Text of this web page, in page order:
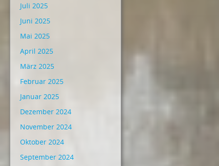
Juli 2025
Juni 2025
Mai 2025
April 2025
März 2025
Februar 2025
Januar 2025
Dezember 2024
November 2024
Oktober 2024
September 2024